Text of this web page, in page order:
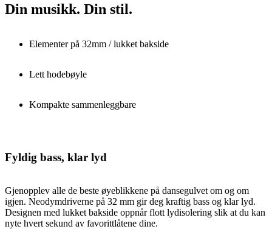
Din musikk. Din stil.
Elementer på 32mm / lukket bakside
Lett hodebøyle
Kompakte sammenleggbare
Fyldig bass, klar lyd
Gjenopplev alle de beste øyeblikkene på dansegulvet om og om
igjen. Neodymdriverne på 32 mm gir deg kraftig bass og klar lyd.
Designen med lukket bakside oppnår flott lydisolering slik at du kan
nyte hvert sekund av favorittlåtene dine.